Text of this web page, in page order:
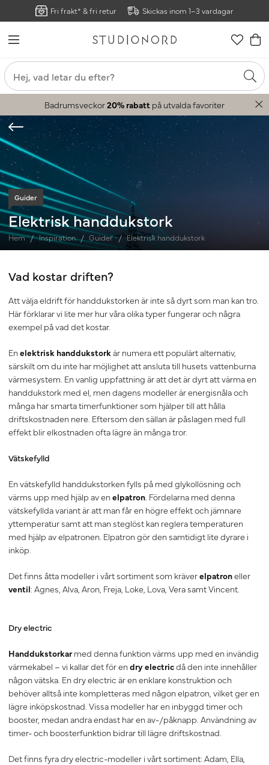
Fri frakt* & fri retur Skickas inom 1–3 vardagar
Badrumsveckor20% rabatt på utvalda favoriter
Guider
Elektrisk handdukstork
Hem Inspiration Guider Elektrisk handdukstork
Vad kostar driften?
Att välja eldrift för handdukstorken är inte så dyrt som man kan tro.
Här förklarar vi lite mer hur våra olika typer fungerar och några
exempel på vad det kostar.
Enelektrisk handdukstorkär numera ett populärt alternativ,
särskilt om du inte har möjlighet att ansluta till husets vattenburna
värmesystem. En vanlig uppfattning är att det är dyrt att värma en
handdukstork med el, men dagens modeller är energisnåla och
många har smarta timerfunktioner som hjälper till att hålla
driftskostnaden nere. Eftersom den sällan är påslagen med full
effekt blir elkostnaden ofta lägre än många tror.
Vätskefylld
En vätskefylld handdukstorken fylls på med glykollösning och
värms upp med hjälp av enelpatron. Fördelarna med denna
vätskefyllda variant är att man får en högre effekt och jämnare
yttemperatur samt att man steglöst kan reglera temperaturen
med hjälp av elpatronen. Elpatron gör den samtidigt lite dyrare i
inköp.
Det finns åtta modeller i vårt sortiment som kräverelpatroneller
ventil: Agnes, Alva, Aron, Freja, Loke, Lova, Vera samt Vincent.
Dry electric
Handdukstorkarmed denna funktion värms upp med en invändig
värmekabel – vi kallar det för endry electricdå den inte innehåller
någon vätska. En dry electric är en enklare konstruktion och
behöver alltså inte kompletteras med någon elpatron, vilket ger en
lägre inköpskostnad. Vissa modeller har en inbyggd timer och
booster, medan andra endast har en av-/påknapp. Användning av
timer- och boosterfunktion bidrar till lägre driftskostnad.
Det finns fyra dry electric-modeller i vårt sortiment: Adam, Ella,